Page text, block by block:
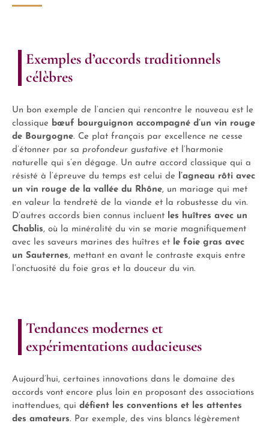
Exemples d’accords traditionnels
célèbres
Un bon exemple de l’ancien qui rencontre le nouveau est le
classique bœuf bourguignon accompagné d’un vin rouge
de Bourgogne. Ce plat français par excellence ne cesse
d’étonner par sa profondeur gustative et l’harmonie
naturelle qui s’en dégage. Un autre accord classique qui a
résisté à l’épreuve du temps est celui de l’agneau rôti avec
un vin rouge de la vallée du Rhône, un mariage qui met
en valeur la tendreté de la viande et la robustesse du vin.
D’autres accords bien connus incluent les huîtres avec un
Chablis, où la minéralité du vin se marie magnifiquement
avec les saveurs marines des huîtres et le foie gras avec
un Sauternes, mettant en avant le contraste exquis entre
l’onctuosité du foie gras et la douceur du vin.
Tendances modernes et
expérimentations audacieuses
Aujourd’hui, certaines innovations dans le domaine des
accords vont encore plus loin en proposant des associations
inattendues, qui défient les conventions et les attentes
des amateurs. Par exemple, des vins blancs légèrement